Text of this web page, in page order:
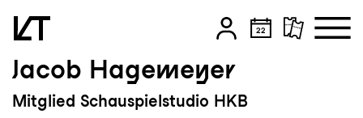
Zum Hauptinhalt springen
Zum Footer springen
Jacob Hagemeyer
Mitglied Schauspielstudio HKB